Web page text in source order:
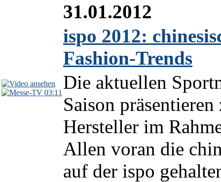
03:11
31.01.2012
ispo 2012:
Fashion-Trends
Die aktuellen
Saison
Hersteller im
Allen voran die
auf der ispo